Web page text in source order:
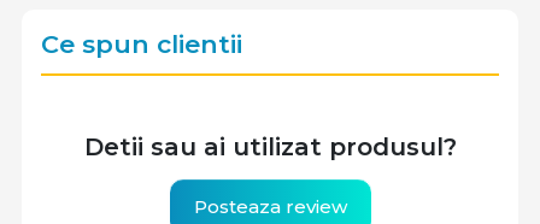
Ce spun clientii
Detii sau ai utilizat produsul?
Posteaza review